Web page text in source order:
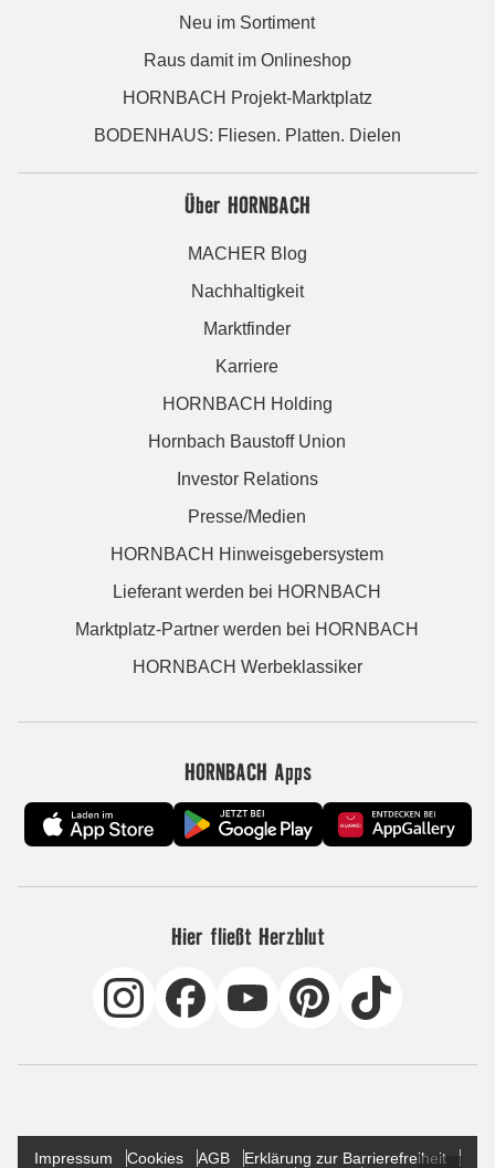
Neu im Sortiment
Raus damit im Onlineshop
HORNBACH Projekt-Marktplatz
BODENHAUS: Fliesen. Platten. Dielen
Über HORNBACH
MACHER Blog
Nachhaltigkeit
Marktfinder
Karriere
HORNBACH Holding
Hornbach Baustoff Union
Investor Relations
Presse/Medien
HORNBACH Hinweisgebersystem
Lieferant werden bei HORNBACH
Marktplatz-Partner werden bei HORNBACH
HORNBACH Werbeklassiker
HORNBACH Apps
Hier fließt Herzblut
Impressum Cookies AGB
Erklärung zur Barrierefreiheit